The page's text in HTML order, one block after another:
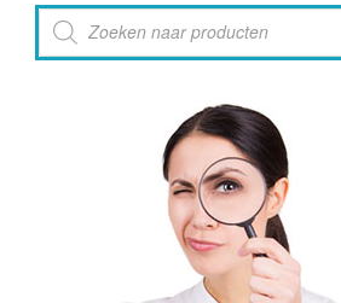
Producten
zoeken